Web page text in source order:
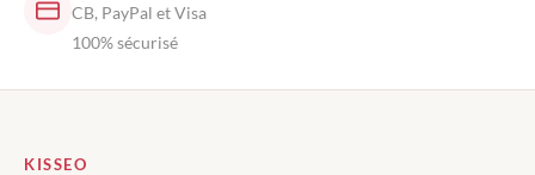
CB, PayPal et Visa
100% sécurisé
KISSEO